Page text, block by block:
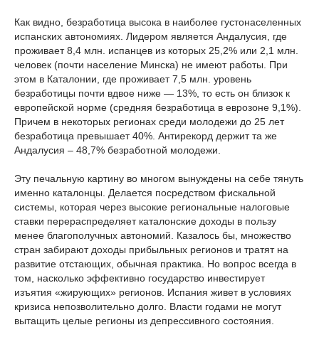
Как видно, безработица высока в наиболее густонаселенных
испанских автономиях. Лидером является Андалусия, где
проживает 8,4 млн. испанцев из которых 25,2% или 2,1 млн.
человек (почти население Минска) не имеют работы. При
этом в Каталонии, где проживает 7,5 млн. уровень
безработицы почти вдвое ниже — 13%, то есть он близок к
европейской норме (средняя безработица в еврозоне 9,1%).
Причем в некоторых регионах среди молодежи до 25 лет
безработица превышает 40%. Антирекорд держит та же
Андалусия – 48,7% безработной молодежи.
Эту печальную картину во многом вынуждены на себе тянуть
именно каталонцы. Делается посредством фискальной
системы, которая через высокие региональные налоговые
ставки перераспределяет каталонские доходы в пользу
менее благополучных автономий. Казалось бы, множество
стран забирают доходы прибыльных регионов и тратят на
развитие отстающих, обычная практика. Но вопрос всегда в
том, насколько эффективно государство инвестирует
изъятия «жирующих» регионов. Испания живет в условиях
кризиса непозволительно долго. Власти годами не могут
вытащить целые регионы из депрессивного состояния.